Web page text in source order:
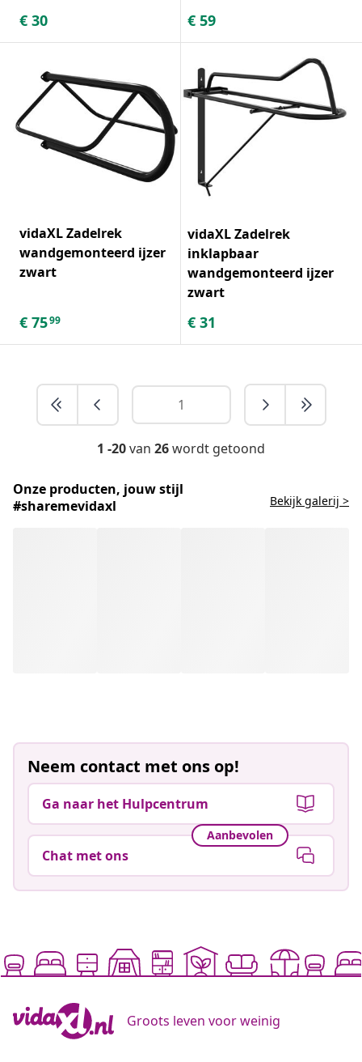
€ 30 € 59
vidaXL Zadelrek
wandgemonteerd ijzer
zwart
€ 7599
vidaXL Zadelrek
inklapbaar
wandgemonteerd ijzer
zwart
€ 31
1 -20van 26wordt getoond
Onze producten, jouw stijl
#sharemevidaxl
Bekijk galerij >
Neem contact met ons op!
Ga naar het Hulpcentrum
Aanbevolen
Chat met ons
Groots leven voor weinig